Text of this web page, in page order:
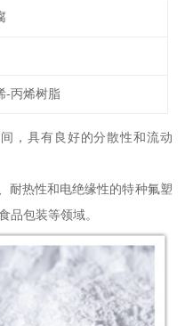
-丙烯树脂
，具有良好的分散性和流动
耐热性和电绝缘性的特种氟塑
品包装等领域。